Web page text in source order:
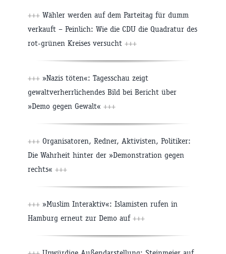
+++ Wähler werden auf dem Parteitag für dumm
verkauft – Peinlich: Wie die CDU die Quadratur des
rot-grünen Kreises versucht +++
+++ »Nazis töten«: Tagesschau zeigt
gewaltverherrlichendes Bild bei Bericht über
»Demo gegen Gewalt« +++
+++ Organisatoren, Redner, Aktivisten, Politiker:
Die Wahrheit hinter der »Demonstration gegen
rechts« +++
+++ »Muslim Interaktiv«: Islamisten rufen in
Hamburg erneut zur Demo auf +++